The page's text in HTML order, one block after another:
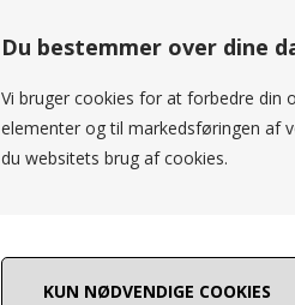
Du bestemmer over dine
Vi bruger cookies for at forbedre din
elementer og til markedsføringen af
du websitets brug af cookies.
La Rouge Malene Skirt Black
699,00 DKK